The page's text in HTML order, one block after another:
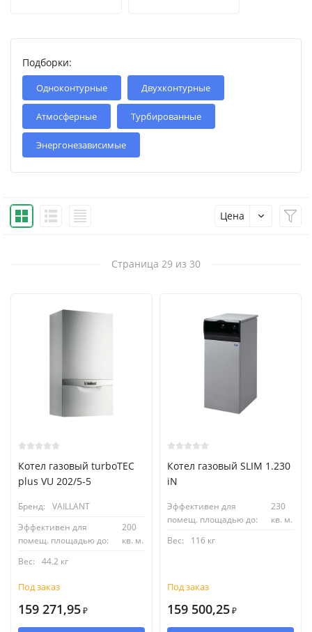
Подборки:
Одноконтурные Двухконтурные
Атмосферные Турбированные
Энергонезависимые
Цена
Страница 29 из 30
Котел газовый turboTEC
plus VU 202/5-5
Бренд:
VAILLANT
Эффективен для
помещ. площадью до:
200
кв. м.
Вес:
44.2 кг
Под заказ
159 271,95 ₽
Котел газовый SLIM 1.230
iN
Эффективен для
помещ. площадью до:
230
кв. м.
Вес:
116 кг
Под заказ
159 500,25 ₽